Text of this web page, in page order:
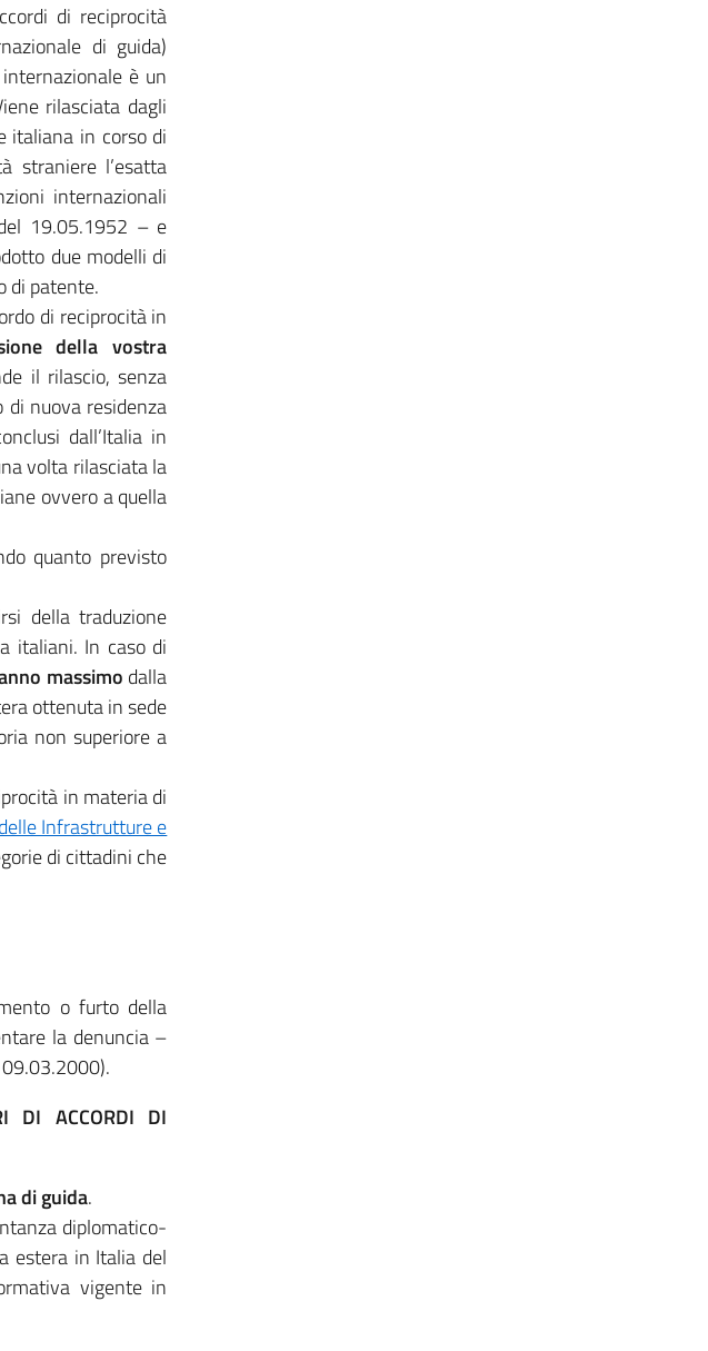
di reciprocità
di guida)
è un
rilasciata dagli
italiana in corso di
straniere l’esatta
internazionali
19.05.1952 – e
due modelli di
di patente.
di reciprocità in
della vostra
il rilascio, senza
di nuova residenza
dall’Italia in
volta rilasciata la
ovvero a quella
quanto previsto
della traduzione
italiani. In caso di
massimo dalla
ottenuta in sede
non superiore a
in materia di
Infrastrutture e
di cittadini che
o furto della
la denuncia –
DI ACCORDI DI
di guida.
diplomatico-
estera in Italia del
vigente in